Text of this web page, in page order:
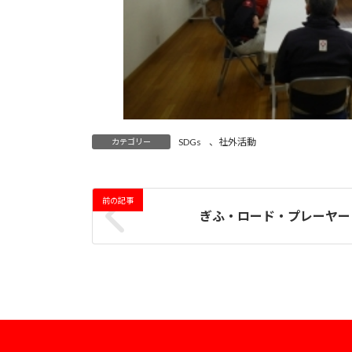
カテゴリー SDGs 、 社外活動
前の記事
ぎふ・ロード・プレーヤー